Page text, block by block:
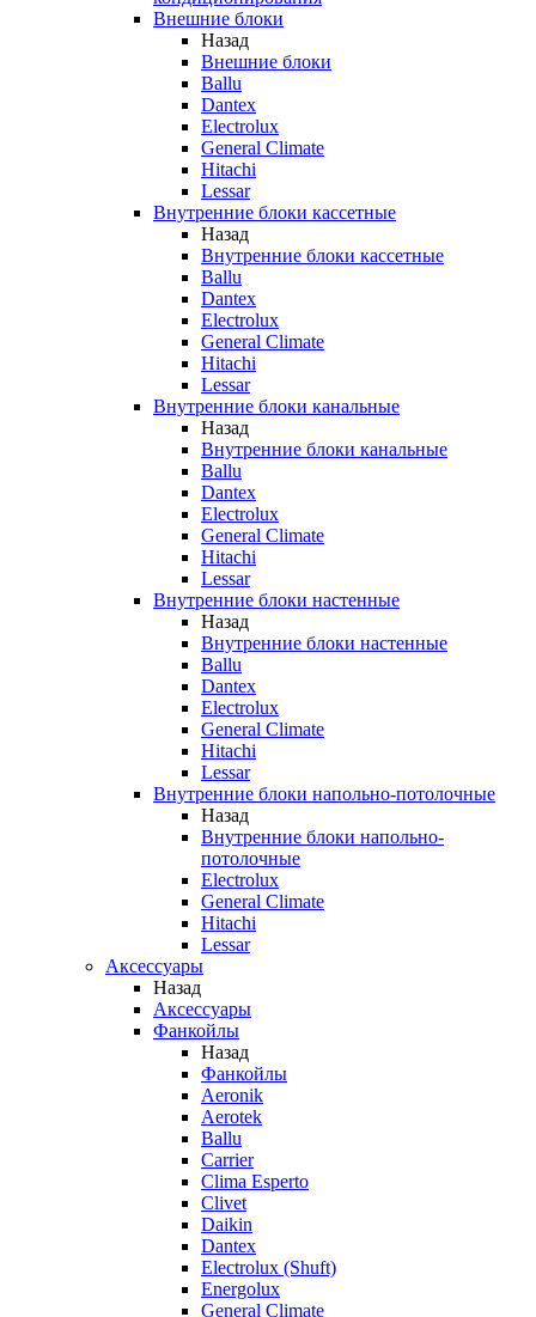
Внешние блоки
Назад
Внешние блоки
Ballu
Dantex
Electrolux
General Climate
Hitachi
Lessar
Внутренние блоки кассетные
Назад
Внутренние блоки кассетные
Ballu
Dantex
Electrolux
General Climate
Hitachi
Lessar
Внутренние блоки канальные
Назад
Внутренние блоки канальные
Ballu
Dantex
Electrolux
General Climate
Hitachi
Lessar
Внутренние блоки настенные
Назад
Внутренние блоки настенные
Ballu
Dantex
Electrolux
General Climate
Hitachi
Lessar
Внутренние блоки напольно-потолочные
Назад
Внутренние блоки напольно-
потолочные
Electrolux
General Climate
Hitachi
Lessar
Аксессуары
Назад
Аксессуары
Фанкойлы
Назад
Фанкойлы
Aeronik
Aerotek
Ballu
Carrier
Clima Esperto
Clivet
Daikin
Dantex
Electrolux (Shuft)
Energolux
General Climate